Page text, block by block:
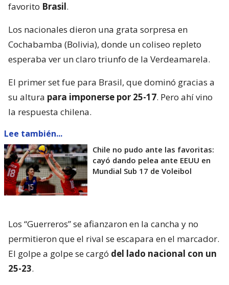
favorito Brasil.
Los nacionales dieron una grata sorpresa en
Cochabamba (Bolivia), donde un coliseo repleto
esperaba ver un claro triunfo de la Verdeamarela.
El primer set fue para Brasil, que dominó gracias a
su altura para imponerse por 25-17. Pero ahí vino
la respuesta chilena.
Lee también...
Chile no pudo ante las favoritas:
cayó dando pelea ante EEUU en
Mundial Sub 17 de Voleibol
Los “Guerreros” se afianzaron en la cancha y no
permitieron que el rival se escapara en el marcador.
El golpe a golpe se cargó del lado nacional con un
25-23.